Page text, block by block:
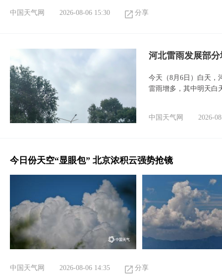
中国天气网 2026-08-06 15:30 分享
河北雷雨发展部
今天（8月6日）白天，
雷雨增多，其中明天白
中国天气网 2026-
今日份天空“显眼包” 北京浓积云强势抢镜
中国天气网 2026-08-06 14:35 分享